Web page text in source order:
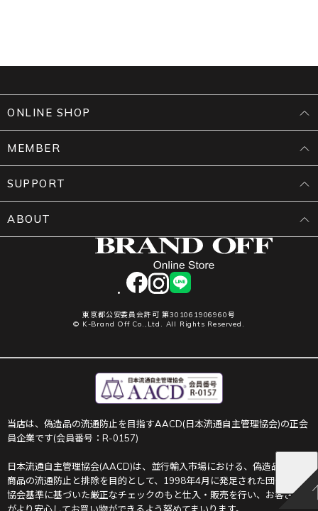
facebookinstagram
LINE
東京都公安委員会許可 第301061906960号
© K-Brand Off Co.,Ltd. All Rights Reserved.
ONLINE SHOP
MEMBER
SUPPORT
ABOUT
当店は、偽造品の流通防止を目指すAACD(日本流通自主管理協会)の正会
員企業です(会員番号：R-0157)
日本流通自主管理協会(AACD)は、並行輸入市場における、偽造品や不正
商品の流通防止と排除を目的として、1998年4月に発足された団体です。
協会基準に基づいた厳正なチェックのもと仕入・販売を行い、お客さま